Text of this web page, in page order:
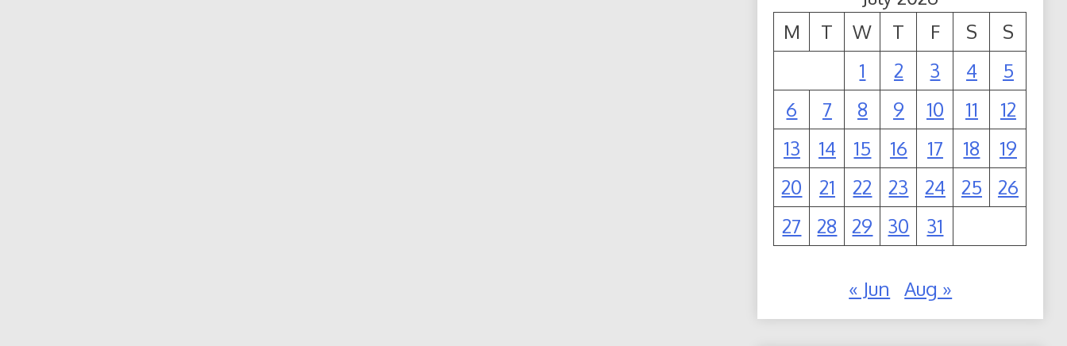
M
T W T F S
S
1
2 3 4
5
6
7 8 9 10 11
12
13
14 15 16 17 18
19
20
21 22 23 24 25
26
27
28 29 30 31
« Jun Aug »